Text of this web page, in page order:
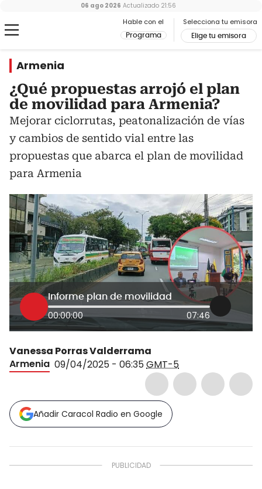
Hable con el
Programa
Selecciona tu emisora
Elige tu emisora
06 ago 2026 Actualizado 21:56
Armenia
¿Qué propuestas arrojó el plan
de movilidad para Armenia?
Mejorar ciclorrutas, peatonalización de vías
y cambios de sentido vial entre las
propuestas que abarca el plan de movilidad
para Armenia
Informe plan de movilidad
00:00:00 07:46
Vanessa Porras Valderrama
Armenia 09/04/2025 - 06:35GMT-5
Añadir Caracol Radio en Google